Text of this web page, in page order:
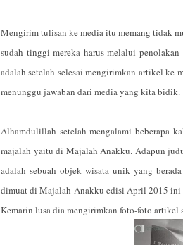
Mengirim tulisan ke media itu memang tidak
sudah tinggi mereka harus melalui
adalah setelah selesai mengirimkan artikel ke
menunggu jawaban dari media yang kita bidik.
Alhamdulillah setelah mengalami beberapa
majalah yaitu di Majalah Anakku. Adapun
adalah sebuah objek wisata unik yang
dimuat di Majalah Anakku edisi April 2015 ini
Kemarin lusa dia mengirimkan foto-foto artikel